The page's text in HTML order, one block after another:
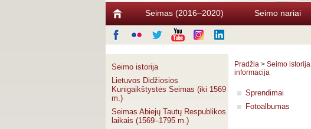
Seimas (2016–2020) Seimo nariai
Seimo istorija
Lietuvos Didžiosios
Kunigaikštystės Seimas (iki 1569
m.)
Seimas Abiejų Tautų Respublikos
laikais (1569–1795 m.)
Pradžia > Seimo istorija
informacija
Sprendimai
Fotoalbumas